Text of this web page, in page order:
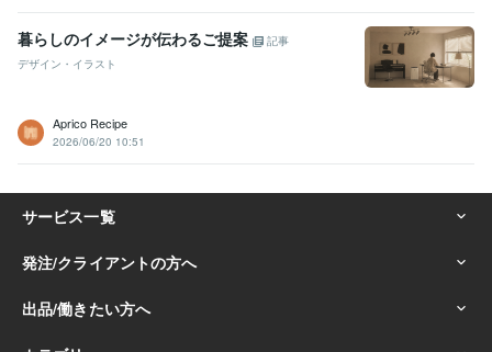
暮らしのイメージが伝わるご提案
記事
デザイン・イラスト
Aprico Recipe
2026/06/20 10:51